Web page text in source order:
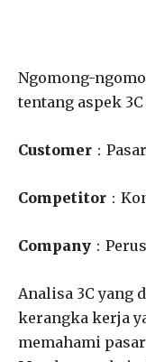
Ngomong-
tentang aspek
Customer ：
Competitor ：
Company ：
Analisa 3C yang
kerangka kerja
memahami